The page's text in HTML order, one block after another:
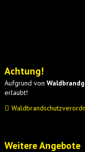
Achtung!
Aufgrund von
erlaubt!
Weitere Angebote